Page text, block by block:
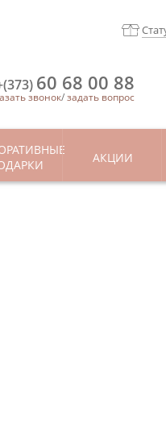
60 68 00 88
звонок/задать вопрос
АКЦИИ